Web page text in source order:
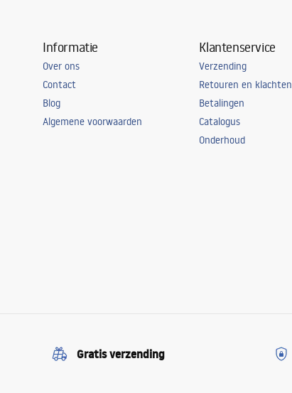
Informatie
Over ons
Contact
Blog
Algemene voorwaarden
Klantenservice
Verzending
Retouren en klachten
Betalingen
Catalogus
Onderhoud
Gratis verzending